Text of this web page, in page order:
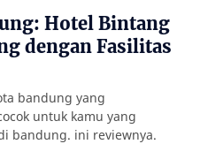
Hotel Bintang
dengan Fasilitas
bandung yang
untuk kamu yang
bandung. ini reviewnya.